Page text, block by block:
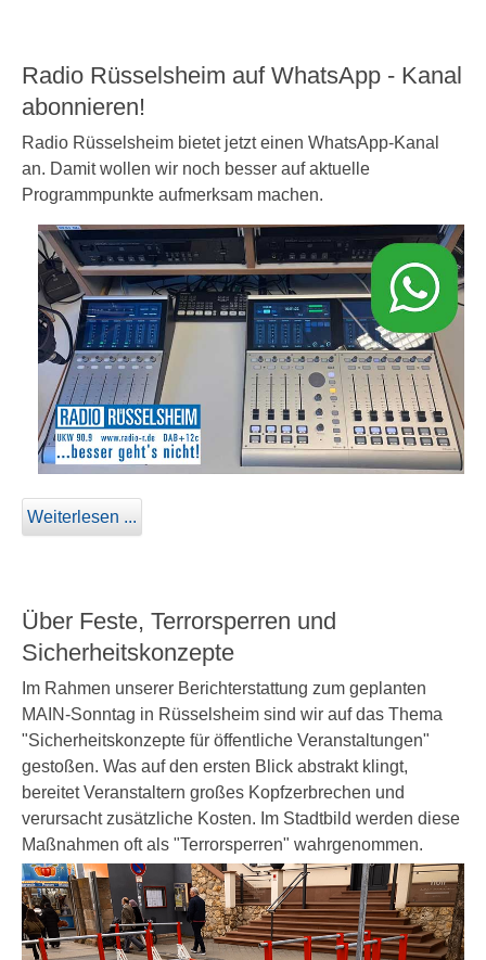
Radio Rüsselsheim auf WhatsApp - Kanal
abonnieren!
Radio Rüsselsheim bietet jetzt einen WhatsApp-Kanal
an. Damit wollen wir noch besser auf aktuelle
Programmpunkte aufmerksam machen.
Weiterlesen ...
Über Feste, Terrorsperren und
Sicherheitskonzepte
Im Rahmen unserer Berichterstattung zum geplanten
MAIN-Sonntag in Rüsselsheim sind wir auf das Thema
"Sicherheitskonzepte für öffentliche Veranstaltungen"
gestoßen. Was auf den ersten Blick abstrakt klingt,
bereitet Veranstaltern großes Kopfzerbrechen und
verursacht zusätzliche Kosten. Im Stadtbild werden diese
Maßnahmen oft als "Terrorsperren" wahrgenommen.